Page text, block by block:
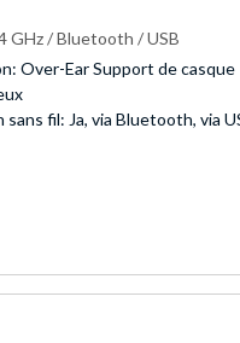
GHz / Bluetooth / USB
Over-Ear Support de casque
sans fil: Ja, via Bluetooth, via